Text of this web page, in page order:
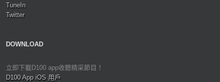
TuneIn
Twitter
DOWNLOAD
立即下載D100 app收聽精采節目！
D100 App iOS 用戶